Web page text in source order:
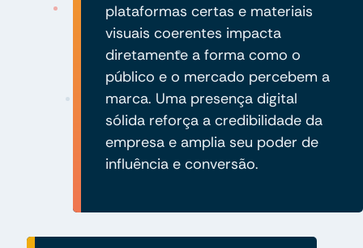
plataformas certas e materiais
visuais coerentes impacta
diretamente a forma como o
público e o mercado percebem a
marca. Uma presença digital
sólida reforça a credibilidade da
empresa e amplia seu poder de
influência e conversão.